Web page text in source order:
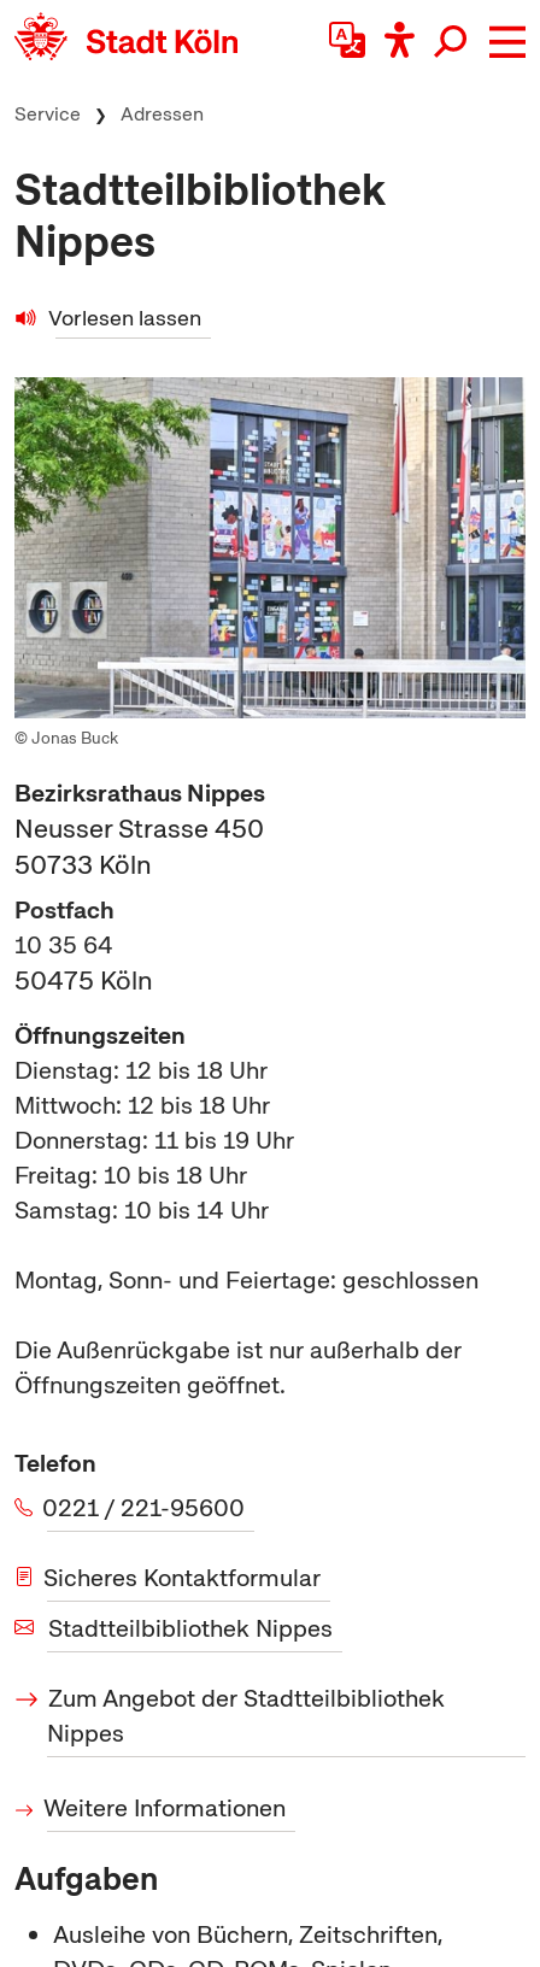
zum Inhalt springen
Service Adressen
Stadtteilbibliothek
Nippes
Vorlesen lassen
Bezirksrathaus Nippes
Neusser Strasse 450
50733 Köln
Postfach
10 35 64
50475 Köln
Öffnungszeiten
Dienstag: 12 bis 18 Uhr
Mittwoch: 12 bis 18 Uhr
Donnerstag: 11 bis 19 Uhr
Freitag: 10 bis 18 Uhr
Samstag: 10 bis 14 Uhr
Montag, Sonn- und Feiertage: geschlossen
Die Außenrückgabe ist nur außerhalb der
Öffnungszeiten geöffnet.
Telefon
0221 / 221-95600
Sicheres Kontaktformular
Stadtteilbibliothek Nippes
Zum Angebot der Stadtteilbibliothek
Nippes
© Jonas Buck
Weitere Informationen
Aufgaben
Ausleihe von Büchern, Zeitschriften,